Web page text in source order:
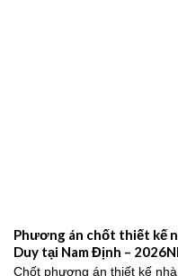
Phương án chốt thiết kế
Duy tại Nam Định –
Chốt phương án thiết kế